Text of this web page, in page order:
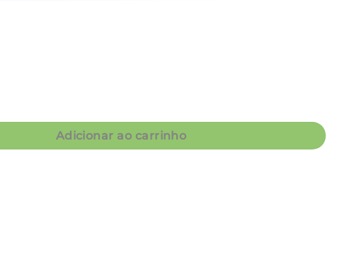
Poá Cinza - Col. Emoções quantidade
Adicionar ao carrinho